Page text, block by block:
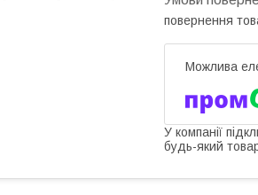
повернення
У компанії
будь-який